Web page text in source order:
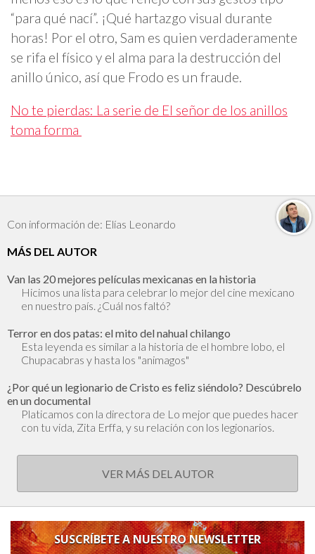
“para qué nací”. ¡Qué hartazgo visual durante
horas! Por el otro, Sam es quien verdaderamente
se rifa el físico y el alma para la destrucción del
anillo único, así que Frodo es un fraude.
No te pierdas: La serie de El señor de los anillos
toma forma
Con información de: Elías Leonardo
MÁS DEL AUTOR
Van las 20 mejores películas mexicanas en la historia
Hicimos una lista para celebrar lo mejor del cine mexicano
en nuestro país. ¿Cuál nos faltó?
Terror en dos patas: el mito del nahual chilango
Esta leyenda es similar a la historia de el hombre lobo, el
Chupacabras y hasta los "animagos"
¿Por qué un legionario de Cristo es feliz siéndolo? Descúbrelo
en un documental
Platicamos con la directora de Lo mejor que puedes hacer
con tu vida, Zita Erffa, y su relación con los legionarios.
VER MÁS DEL AUTOR
SUSCRÍBETE A NUESTRO NEWSLETTER